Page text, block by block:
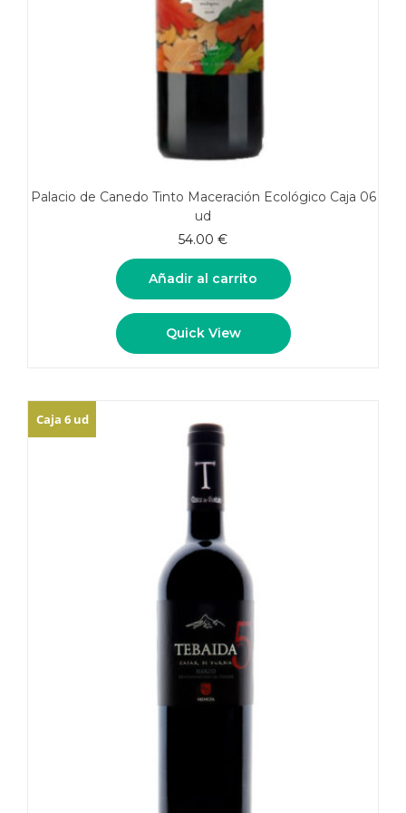
Palacio de Canedo Tinto Maceración Ecológico Caja 06
ud
54.00 €
Añadir al carrito
Quick View
Caja 6 ud